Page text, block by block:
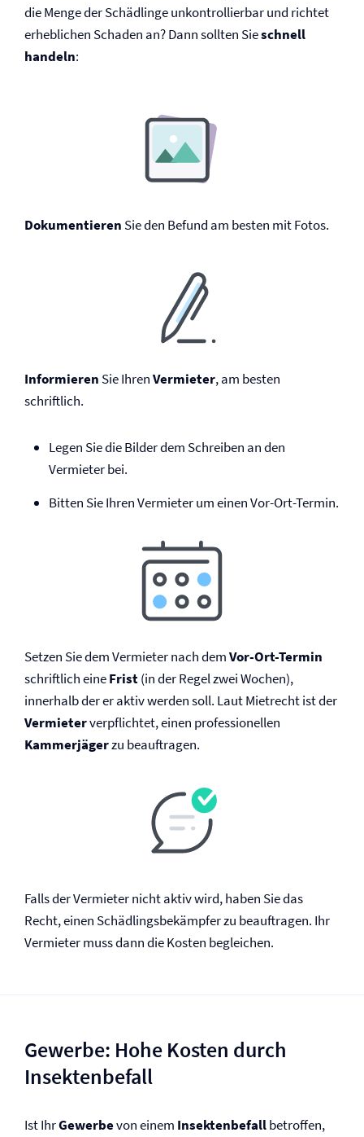
die Menge der Schädlinge unkontrollierbar und richtet
erheblichen Schaden an? Dann sollten Sieschnell
handeln:
Dokumentieren Sie den Befund am besten mit Fotos.
Informieren Sie IhrenVermieter, am besten
schriftlich.
Legen Sie die Bilder dem Schreiben an den
Vermieter bei.
Bitten Sie Ihren Vermieter um einen Vor-Ort-Termin.
Setzen Sie dem Vermieter nach demVor-Ort-Termin
schriftlich eineFrist(in der Regel zwei Wochen),
innerhalb der er aktiv werden soll. Laut Mietrecht ist der
Vermieterverpflichtet, einen professionellen
Kammerjägerzu beauftragen.
Falls der Vermieter nicht aktiv wird, haben Sie das
Recht, einen Schädlingsbekämpfer zu beauftragen. Ihr
Vermieter muss dann die Kosten begleichen.
Gewerbe: Hohe Kosten durch
Insektenbefall
Ist IhrGewerbevon einem Insektenbefallbetroffen,